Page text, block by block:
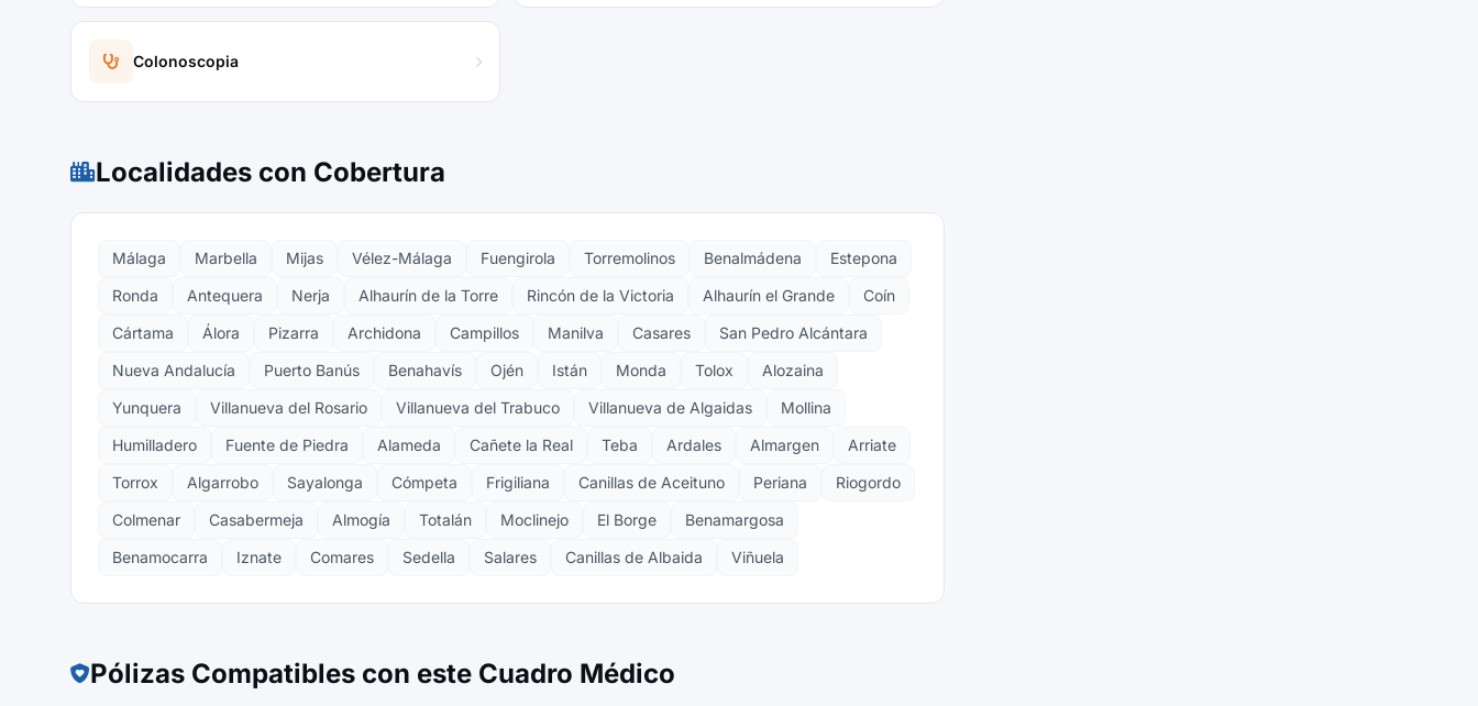
Colonoscopia
Localidades con Cobertura
Málaga Marbella Mijas Vélez-Málaga Fuengirola Torremolinos Benalmádena
Estepona
Ronda
Antequera Nerja Alhaurín de la Torre Rincón de la Victoria Alhaurín el Grande
Coín
Cártama
Álora Pizarra Archidona Campillos Manilva Casares
San Pedro Alcántara
Nueva Andalucía
Puerto Banús Benahavís Ojén Istán Monda Tolox
Alozaina
Yunquera
Villanueva del Rosario Villanueva del Trabuco Villanueva de Algaidas
Mollina
Humilladero
Fuente de Piedra Alameda Cañete la Real Teba Ardales Almargen
Arriate
Torrox
Algarrobo Sayalonga Cómpeta Frigiliana Canillas de Aceituno Periana
Riogordo
Colmenar
Casabermeja Almogía Totalán Moclinejo El Borge
Benamargosa
Benamocarra
Iznate Comares Sedella Salares Canillas de Albaida Viñuela
Pólizas Compatibles con este Cuadro Médico